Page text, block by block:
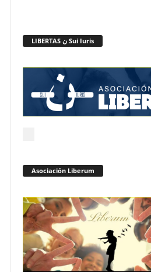
LIBERTAS ن Sui Iuris
Asociación Liberum